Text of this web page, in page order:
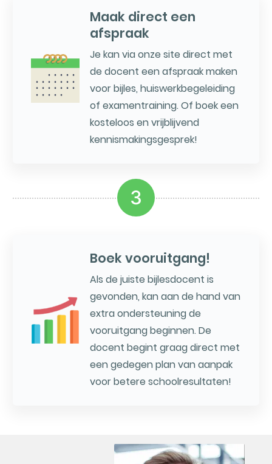
Maak direct een
afspraak
Je kan via onze site direct met
de docent een afspraak maken
voor bijles, huiswerkbegeleiding
of examentraining. Of boek een
kosteloos en vrijblijvend
kennismakingsgesprek!
3
Boek vooruitgang!
Als de juiste bijlesdocent is
gevonden, kan aan de hand van
extra ondersteuning de
vooruitgang beginnen. De
docent begint graag direct met
een gedegen plan van aanpak
voor betere schoolresultaten!